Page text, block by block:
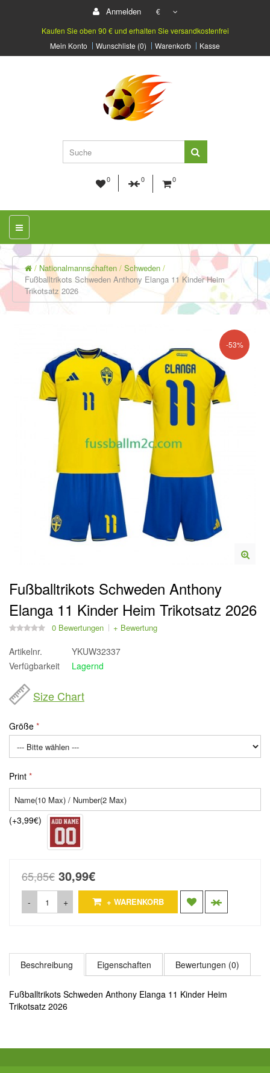
Anmelden
€
Kaufen Sie oben 90 € und erhalten Sie versandkostenfrei
Mein Konto
Wunschliste (0) Warenkorb Kasse
0 0 0
Nationalmannschaften
Schweden
Fußballtrikots Schweden Anthony Elanga 11 Kinder Heim
Trikotsatz 2026
-53%
Fußballtrikots Schweden Anthony
Elanga 11 Kinder Heim Trikotsatz 2026
0 Bewertungen + Bewertung
Artikelnr.
YKUW32337
Verfügbarkeit
Lagernd
Size Chart
Größe
Print
(+3,99€)
65,85€ 30,99€
- + + WARENKORB
Beschreibung Eigenschaften Bewertungen (0)
Fußballtrikots Schweden Anthony Elanga 11 Kinder Heim
Trikotsatz 2026